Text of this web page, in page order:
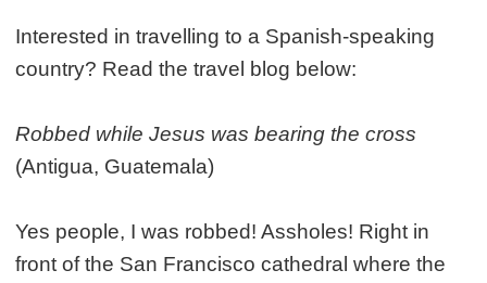
Interested in travelling to a Spanish-speaking
country? Read the travel blog below:
Robbed while Jesus was bearing the cross
(Antigua, Guatemala)
Yes people, I was robbed! Assholes! Right in
front of the San Francisco cathedral where the